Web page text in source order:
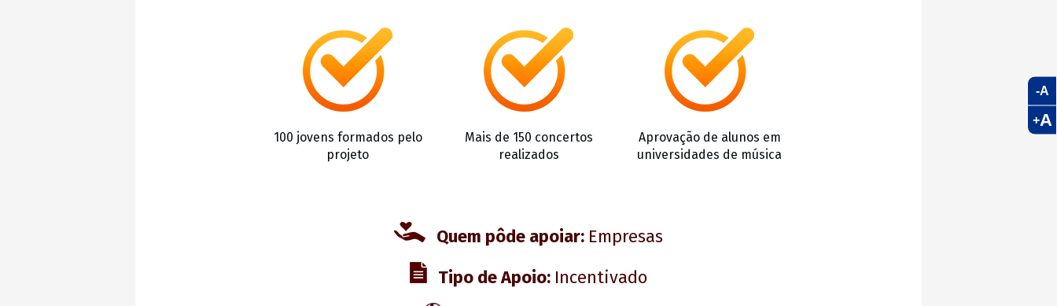
100 jovens formados pelo
projeto
Mais de 150 concertos
realizados
Aprovação de alunos em
universidades de música
Quem pôde apoiar: Empresas
Tipo de Apoio: Incentivado
-A
+A